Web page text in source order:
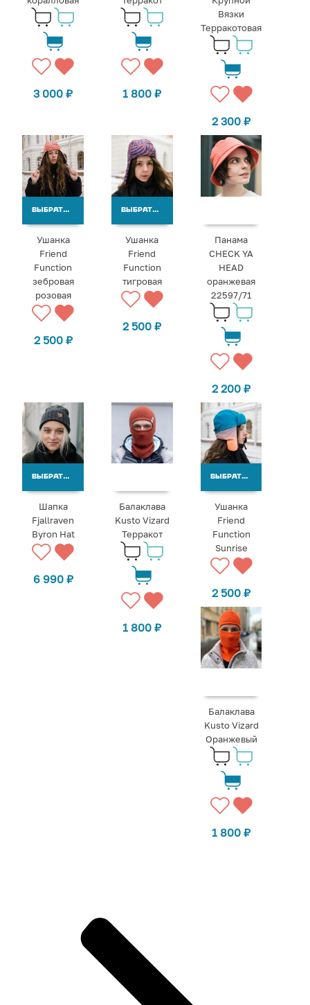
3 000₽ 1 800₽
Вязки
Терракотовая
2 300₽
ВЫБРАТЬ ВАРИАНТЫ
Ушанка
Friend
Function
зебровая
розовая
2 500 ₽
ВЫБРАТЬ ВАРИАНТЫ
Ушанка
Friend
Function
тигровая
2 500₽
Панама
CHECK YA
HEAD
оранжевая
22597/71
2 200₽
ВЫБРАТЬ ВАРИАНТЫ
Шапка
Fjallraven
Byron Hat
6 990 ₽
Балаклава
Kusto Vizard
Терракот
1 800₽
ВЫБРАТЬ ВАРИАНТЫ
Ушанка
Friend
Function
Sunrise
2 500₽
Балаклава
Kusto Vizard
Оранжевый
1 800₽